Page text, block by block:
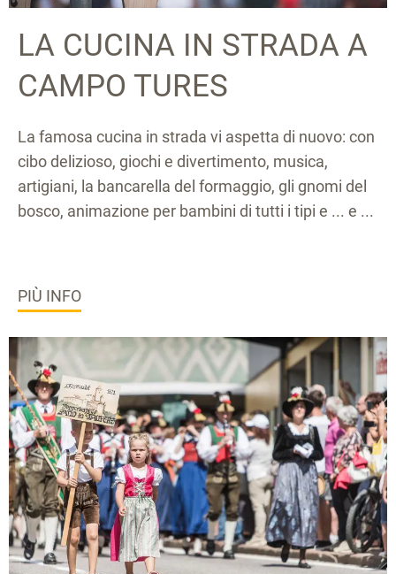
LA CUCINA IN STRADA A
CAMPO TURES
La famosa cucina in strada vi aspetta di nuovo: con
cibo delizioso, giochi e divertimento, musica,
artigiani, la bancarella del formaggio, gli gnomi del
bosco, animazione per bambini di tutti i tipi e ... e ...
PIÙ INFO